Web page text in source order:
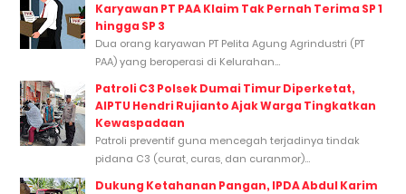
Karyawan PT PAA Klaim Tak Pernah Terima SP 1
hingga SP 3
Dua orang karyawan PT Pelita Agung Agrindustri (PT
PAA) yang beroperasi di Kelurahan...
Patroli C3 Polsek Dumai Timur Diperketat,
AIPTU Hendri Rujianto Ajak Warga Tingkatkan
Kewaspadaan
Patroli preventif guna mencegah terjadinya tindak
pidana C3 (curat, curas, dan curanmor)...
Dukung Ketahanan Pangan, IPDA Abdul Karim